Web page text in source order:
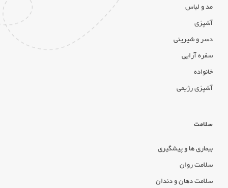
مد و لباس
آشپزی
دسر و شیرینی
سفره آرایی
خانواده
آشپزی رژیمی
سلامت
بیماری ها و پیشگیری
سلامت روان
سلامت دهان و دندان